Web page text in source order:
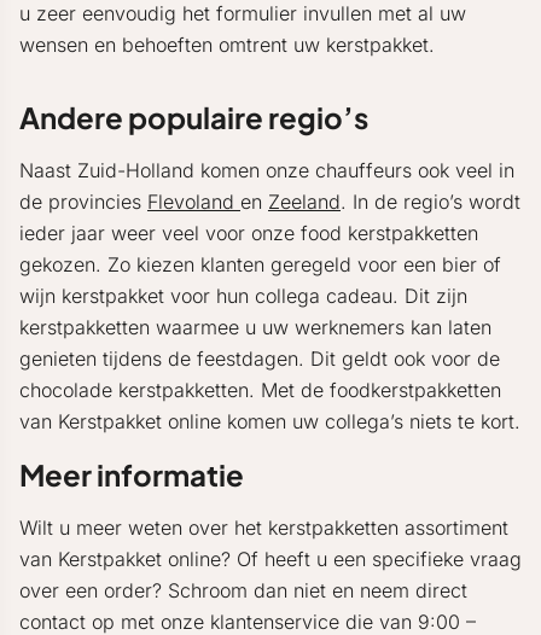
u zeer eenvoudig het formulier invullen met al uw
wensen en behoeften omtrent uw kerstpakket.
Andere populaire regio’s
Naast Zuid-Holland komen onze chauffeurs ook veel in
de provincies Flevoland en Zeeland. In de regio’s wordt
ieder jaar weer veel voor onze food kerstpakketten
gekozen. Zo kiezen klanten geregeld voor een bier of
wijn kerstpakket voor hun collega cadeau. Dit zijn
kerstpakketten waarmee u uw werknemers kan laten
genieten tijdens de feestdagen. Dit geldt ook voor de
chocolade kerstpakketten. Met de foodkerstpakketten
van Kerstpakket online komen uw collega’s niets te kort.
Meer informatie
Wilt u meer weten over het kerstpakketten assortiment
van Kerstpakket online? Of heeft u een specifieke vraag
over een order? Schroom dan niet en neem direct
contact op met onze klantenservice die van 9:00 –